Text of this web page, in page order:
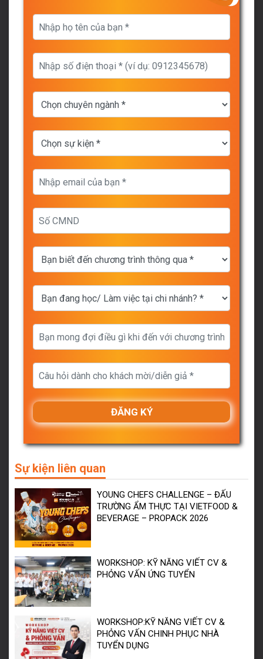
Sự kiện liên quan
YOUNG CHEFS CHALLENGE – ĐẤU
TRƯỜNG ẨM THỰC TẠI VIETFOOD &
BEVERAGE – PROPACK 2026
WORKSHOP: KỸ NĂNG VIẾT CV &
PHỎNG VẤN ỨNG TUYỂN
WORKSHOP:KỸ NĂNG VIẾT CV &
PHỎNG VẤN CHINH PHỤC NHÀ
TUYỂN DỤNG